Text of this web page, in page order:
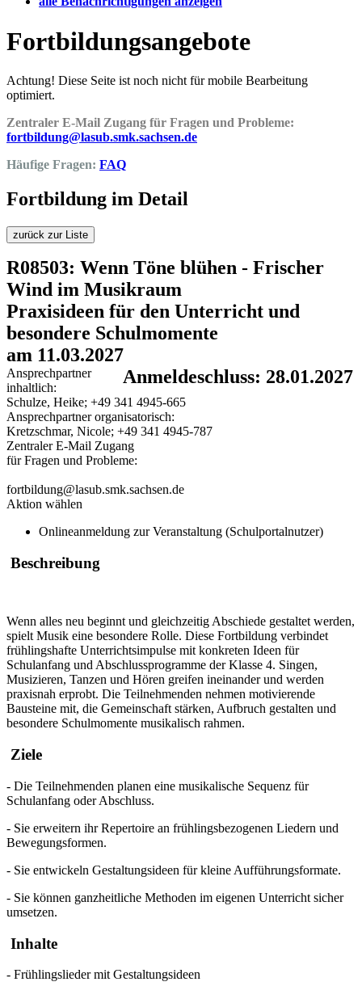
Fortbildungsangebote
Achtung! Diese Seite ist noch nicht für mobile Bearbeitung
optimiert.
Zentraler E-Mail Zugang für Fragen und Probleme:
fortbildung@lasub.smk.sachsen.de
Häufige Fragen: FAQ
Fortbildung im Detail
zurück zur Liste
R08503: Wenn Töne blühen - Frischer
Wind im Musikraum
Praxisideen für den Unterricht und
besondere Schulmomente
am 11.03.2027
Anmeldeschluss: 28.01.2027
Ansprechpartner
inhaltlich:
Schulze, Heike; +49 341 4945-665
Ansprechpartner organisatorisch:
Kretzschmar, Nicole; +49 341 4945-787
Zentraler E-Mail Zugang
für Fragen und Probleme:
fortbildung@lasub.smk.sachsen.de
Aktion wählen
Onlineanmeldung zur Veranstaltung (Schulportalnutzer)
Beschreibung
Wenn alles neu beginnt und gleichzeitig Abschiede gestaltet werden,
spielt Musik eine besondere Rolle. Diese Fortbildung verbindet
frühlingshafte Unterrichtsimpulse mit konkreten Ideen für
Schulanfang und Abschlussprogramme der Klasse 4. Singen,
Musizieren, Tanzen und Hören greifen ineinander und werden
praxisnah erprobt. Die Teilnehmenden nehmen motivierende
Bausteine mit, die Gemeinschaft stärken, Aufbruch gestalten und
besondere Schulmomente musikalisch rahmen.
Ziele
- Die Teilnehmenden planen eine musikalische Sequenz für
Schulanfang oder Abschluss.
- Sie erweitern ihr Repertoire an frühlingsbezogenen Liedern und
Bewegungsformen.
- Sie entwickeln Gestaltungsideen für kleine Aufführungsformate.
- Sie können ganzheitliche Methoden im eigenen Unterricht sicher
umsetzen.
Inhalte
- Frühlingslieder mit Gestaltungsideen